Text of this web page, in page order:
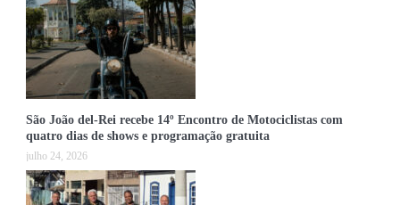
São João del-Rei recebe 14º Encontro de Motociclistas com
quatro dias de shows e programação gratuita
julho 24, 2026